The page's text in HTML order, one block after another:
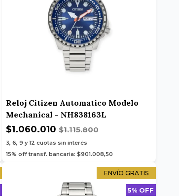
Reloj Citizen Automatico Modelo
Mechanical - NH838163L
$1.060.010$1.115.800
3, 6, 9 y 12 cuotas sin interés
15% off transf. bancaria: $901.008,50
ENVÍO GRATIS
5% OFF